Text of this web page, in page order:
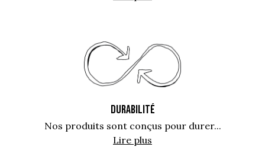
DURABILITÉ
Nos produits sont conçus pour durer...
Lire plus